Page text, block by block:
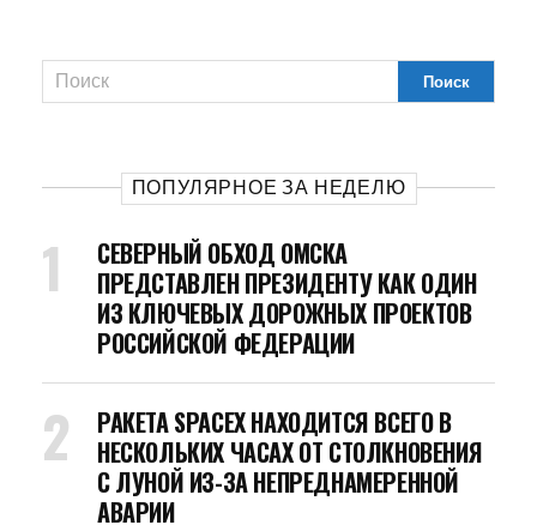
ПОПУЛЯРНОЕ ЗА НЕДЕЛЮ
СЕВЕРНЫЙ ОБХОД ОМСКА
ПРЕДСТАВЛЕН ПРЕЗИДЕНТУ КАК ОДИН
ИЗ КЛЮЧЕВЫХ ДОРОЖНЫХ ПРОЕКТОВ
РОССИЙСКОЙ ФЕДЕРАЦИИ
РАКЕТА SPACEX НАХОДИТСЯ ВСЕГО В
НЕСКОЛЬКИХ ЧАСАХ ОТ СТОЛКНОВЕНИЯ
С ЛУНОЙ ИЗ-ЗА НЕПРЕДНАМЕРЕННОЙ
АВАРИИ